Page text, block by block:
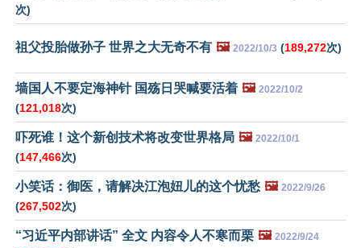
次)
祖父投胎做孙子 世界之大无奇不有 🖼️ 2022/10/3 (189,272次)
墙国人不要定海神针 国殇日哭喊要活着 🖼️ 2022/10/2
(121,018次)
吓死谁！这个新创技术将改变世界格局 🖼️ 2022/10/1
(147,466次)
小笑话：御医，请解决江泡妞儿的这个忧愁 🖼️ 2022/9/26
(267,502次)
“习近平内部讲话” 全文 内容令人不寒而栗 🖼️ 2022/9/24